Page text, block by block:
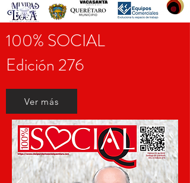
100% SOCIAL
Edición 276
Ver más